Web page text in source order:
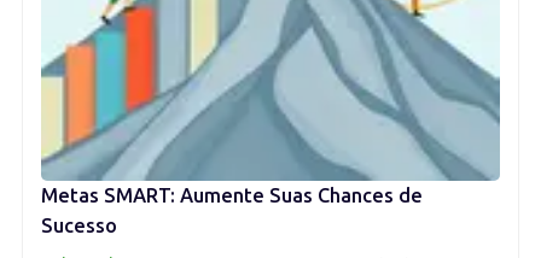
Metas SMART: Aumente Suas Chances de
Sucesso